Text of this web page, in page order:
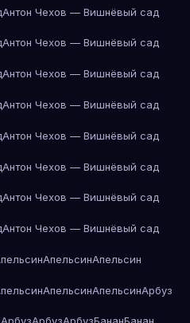
Антон Чехов — Вишнёвый сад
Антон Чехов — Вишнёвый сад
Антон Чехов — Вишнёвый сад
Антон Чехов — Вишнёвый сад
Антон Чехов — Вишнёвый сад
Антон Чехов — Вишнёвый сад
Антон Чехов — Вишнёвый сад
Антон Чехов — Вишнёвый сад
АпельсинАпельсин
АпельсинАпельсинАрбуз